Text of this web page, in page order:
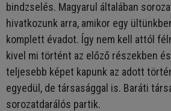
bindzselés. Magyarul általában
hivatkozunk arra, amikor egy
komplett évadot. Így nem kell attól
kivel mi történt az előző részekben
teljesebb képet kapunk az adott
egyedül, de társasággal is. Baráti
sorozatdarálós partik.